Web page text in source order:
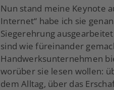
Nun stand meine Keynote
Internet“ habe ich sie
Siegerehrung
sind wie füreinander
Handwerksunternehmen
worüber sie lesen wollen:
dem Alltag, über das